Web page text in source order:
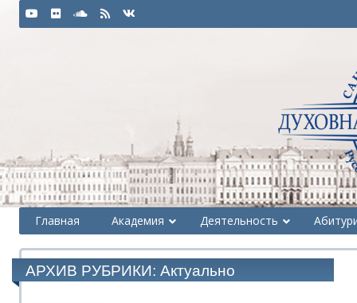
Главная Академия Деятельность
АРХИВ РУБРИКИ: Актуально